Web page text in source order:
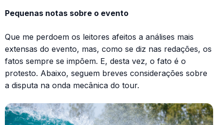
Pequenas notas sobre o evento
Que me perdoem os leitores afeitos a análises mais
extensas do evento, mas, como se diz nas redações, os
fatos sempre se impõem. E, desta vez, o fato é o
protesto. Abaixo, seguem breves considerações sobre
a disputa na onda mecânica do tour.